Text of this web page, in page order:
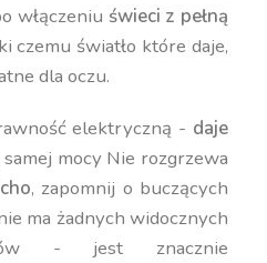
włączeniu świeci z pełną
czemu światło które daje,
dla oczu.
elektryczną - daje
mocy Nie rozgrzewa
, zapomnij o buczących
ma żadnych widocznych
- jest znacznie